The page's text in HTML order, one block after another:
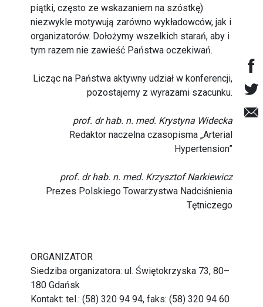
piątki, często ze wskazaniem na szóstkę)
niezwykle motywują zarówno wykładowców, jak i
organizatorów. Dołożymy wszelkich starań, aby i
tym razem nie zawieść Państwa oczekiwań.
Licząc na Państwa aktywny udział w konferencji,
pozostajemy z wyrazami szacunku.
prof. dr hab. n. med. Krystyna Widecka
Redaktor naczelna czasopisma „Arterial
Hypertension”
prof. dr hab. n. med. Krzysztof Narkiewicz
Prezes Polskiego Towarzystwa Nadciśnienia
Tętniczego
ORGANIZATOR
Siedziba organizatora: ul. Świętokrzyska 73, 80–
180 Gdańsk
Kontakt: tel.: (58) 320 94 94, faks: (58) 320 94 60